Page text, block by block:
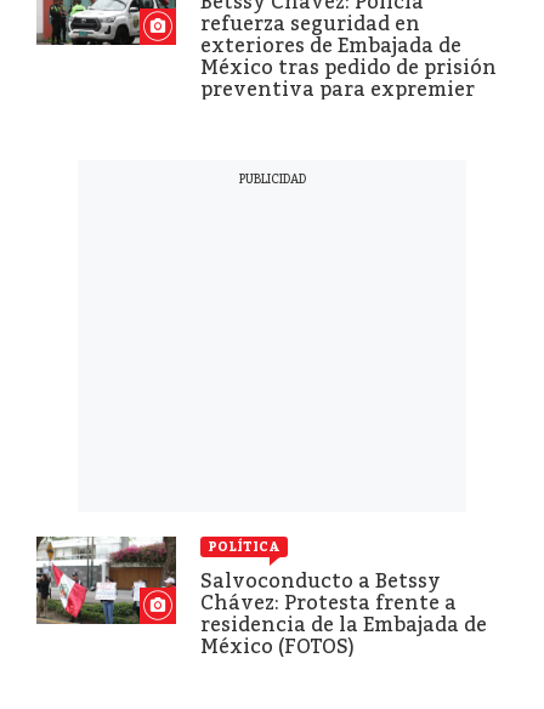
refuerza seguridad en
exteriores de Embajada de
México tras pedido de prisión
preventiva para expremier
POLÍTICA
Salvoconducto a Betssy
Chávez: Protesta frente a
residencia de la Embajada de
México (FOTOS)